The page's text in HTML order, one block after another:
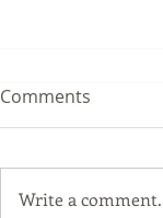
Comments
Write a